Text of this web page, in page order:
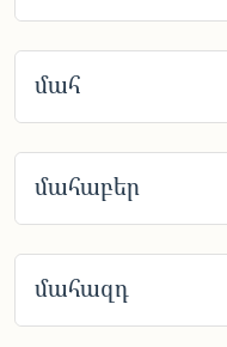
մահ
մահաբեր
մահազդ